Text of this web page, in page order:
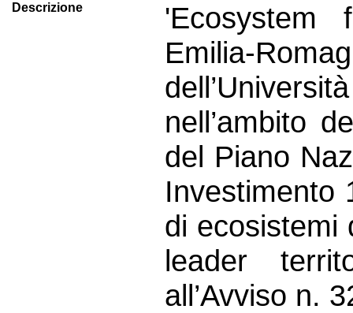
Descrizione
'Ecosystem
Emilia-
nell’ambito
del Piano
Investimento
di ecosistemi
leader
all’Avviso n.